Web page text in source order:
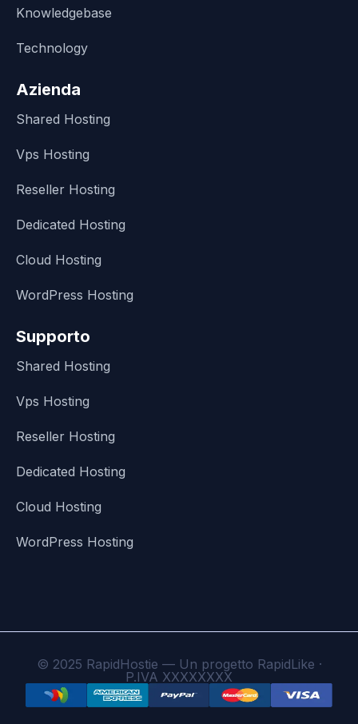
Knowledgebase
Technology
Azienda
Shared Hosting
Vps Hosting
Reseller Hosting
Dedicated Hosting
Cloud Hosting
WordPress Hosting
Supporto
Shared Hosting
Vps Hosting
Reseller Hosting
Dedicated Hosting
Cloud Hosting
WordPress Hosting
© 2025 RapidHostie — Un progetto RapidLike ·
P.IVA XXXXXXXX